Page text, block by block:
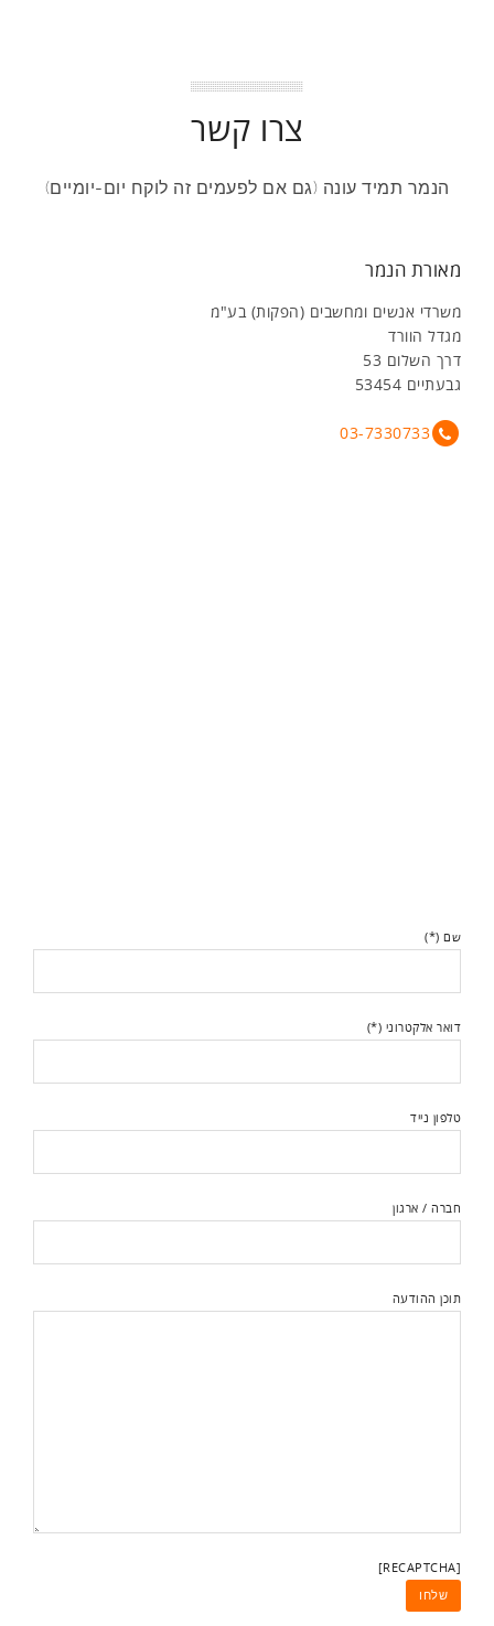
צרו קשר
הנמר תמיד עונה (גם אם לפעמים זה לוקח יום-יומיים)
מאורת הנמר
משרדי אנשים ומחשבים (הפקות) בע"מ
מגדל הוורד
דרך השלום 53
גבעתיים 53454
03-7330733
שם (*)
דואר אלקטרוני (*)
טלפון נייד
חברה / ארגון
תוכן ההודעה
[RECAPTCHA]